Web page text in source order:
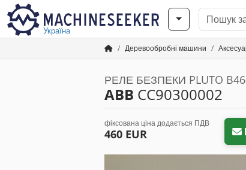
Україна
Деревообробні машини
РЕЛЕ БЕЗПЕКИ PLUTO
ABB CC90300002
фіксована ціна додається ПДВ
460 EUR